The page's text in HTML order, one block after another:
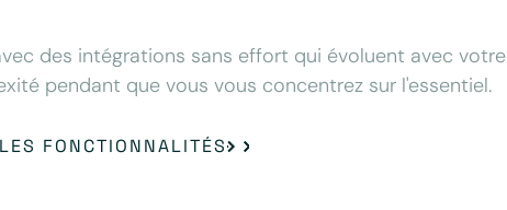
des intégrations sans effort qui évoluent avec votre
pendant que vous vous concentrez sur l'essentiel.
FONCTIONNALITÉS